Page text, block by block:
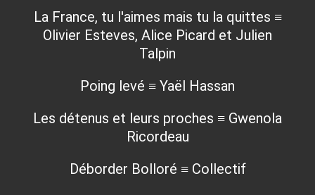
La France, tu l'aimes mais tu la quittes ≡
Olivier Esteves, Alice Picard et Julien
Talpin
Poing levé ≡ Yaël Hassan
Les détenus et leurs proches ≡ Gwenola
Ricordeau
Déborder Bolloré ≡ Collectif